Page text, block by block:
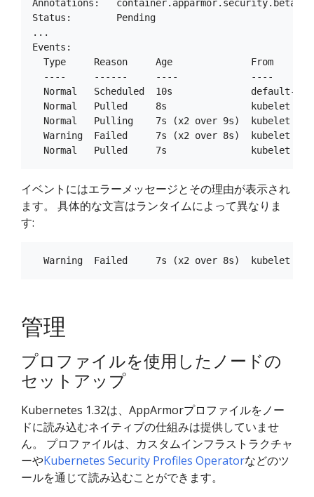
Annotations:
Status:        Pending
...
Events:
Type     Reason     Age              From
----     ------     ----             ----
Normal   Scheduled  10s              default-
Normal   Pulled     8s               kubelet
Normal   Pulling    7s (x2 over 9s)  kubelet
Warning  Failed     7s (x2 over 8s)  kubelet
イベントにはエラーメッセージとその理由が表示され
ます。 具体的な文言はランタイムによって異なりま
す:
管理
プロファイルを使用したノードの
セットアップ
Kubernetes 1.32は、AppArmorプロファイルをノー
ドに読み込むネイティブの仕組みは提供していませ
ん。 プロファイルは、カスタムインフラストラクチャ
ーやKubernetes Security Profiles Operatorなどのツ
ールを通じて読み込むことができます。